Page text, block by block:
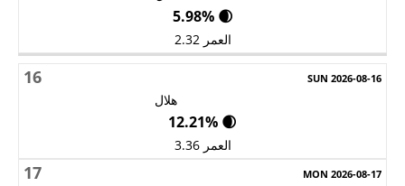
🌒 5.98%
العمر 2.32
16
هلال
🌒 12.21%
العمر 3.36
17